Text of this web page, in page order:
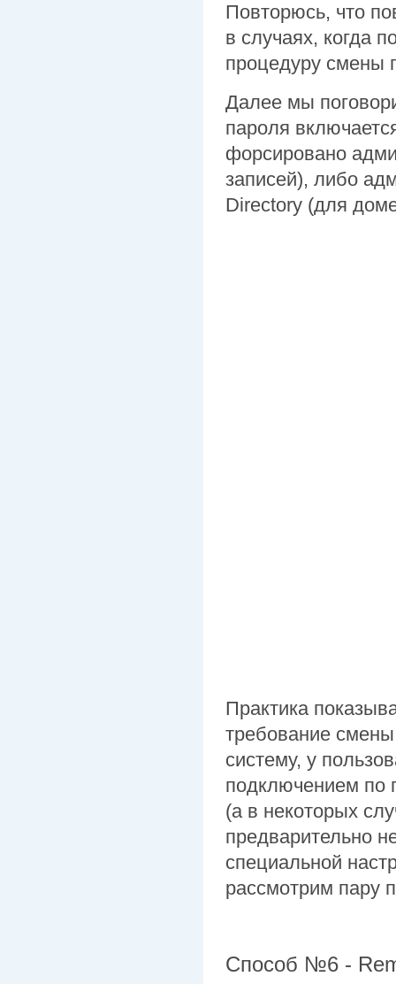
Повторюсь, что
в случаях, когда
процедуру смены
Далее мы
пароля
форсировано
записей), либо
Directory (для
Практика
требование
систему, у
подключением по
(а в некоторых
предварительно
специальной
рассмотрим пару
Способ №6 -